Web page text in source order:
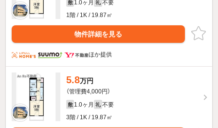
敷 1.0ヶ月 礼 不要
1階 / 1K / 19.87㎡
物件詳細を見る
ほか提供
5.8万円
（管理費4,000円）
敷 1.0ヶ月 礼 不要
3階 / 1K / 19.87㎡